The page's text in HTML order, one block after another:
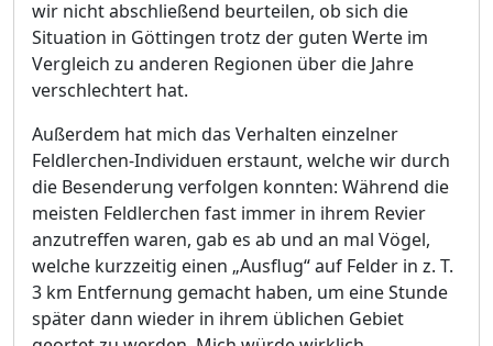
wir nicht abschließend beurteilen, ob sich die
Situation in Göttingen trotz der guten Werte im
Vergleich zu anderen Regionen über die Jahre
verschlechtert hat.
Außerdem hat mich das Verhalten einzelner
Feldlerchen-Individuen erstaunt, welche wir durch
die Besenderung verfolgen konnten: Während die
meisten Feldlerchen fast immer in ihrem Revier
anzutreffen waren, gab es ab und an mal Vögel,
welche kurzzeitig einen „Ausflug“ auf Felder in z. T.
3 km Entfernung gemacht haben, um eine Stunde
später dann wieder in ihrem üblichen Gebiet